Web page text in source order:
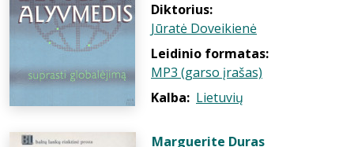
Diktorius:
Jūratė Doveikienė
Leidinio formatas:
MP3 (garso įrašas)
Kalba: Lietuvių
Marguerite Duras